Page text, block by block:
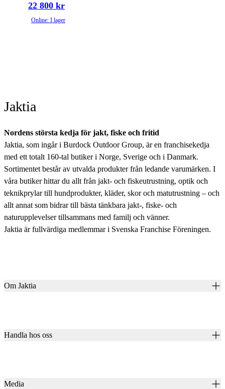
22 800 kr
Online: I lager
Jaktia
Nordens största kedja för jakt, fiske och fritid
Jaktia, som ingår i Burdock Outdoor Group, är en franchisekedja
med ett totalt 160-tal butiker i Norge, Sverige och i Danmark.
Sortimentet består av utvalda produkter från ledande varumärken. I
våra butiker hittar du allt från jakt- och fiskeutrustning, optik och
teknikprylar till hundprodukter, kläder, skor och matutrustning – och
allt annat som bidrar till bästa tänkbara jakt-, fiske- och
naturupplevelser tillsammans med familj och vänner.
Jaktia är fullvärdiga medlemmar i Svenska Franchise Föreningen.
Om Jaktia
Karriär
Jaktia Brand Guidelines
Handla hos oss
Köpvillkor för företagskunder
Media